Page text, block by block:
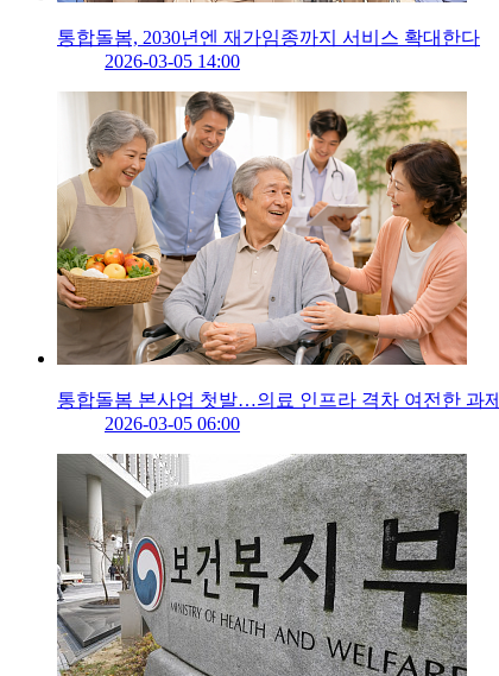
통합돌봄, 2030년엔 재가임종까지 서비스 확대한다
2026-03-05 14:00
통합돌봄 본사업 첫발…의료 인프라 격차 여전한 과제
2026-03-05 06:00